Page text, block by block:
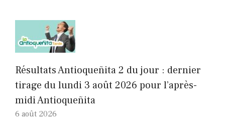
Résultats Antioqueñita 2 du jour : dernier
tirage du lundi 3 août 2026 pour l’après-
midi Antioqueñita
6 août 2026